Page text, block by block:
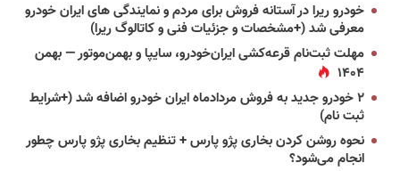
خودرو ریرا در آستانه فروش برای مردم و نمایندگی های ایران خودرو
معرفی شد (+مشخصات و جزئیات فنی و کاتالوگ ریرا)
مهلت ثبت‌نام قرعه‌کشی ایران‌خودرو، سایپا و بهمن‌موتور — بهمن
۱۴۰۴
۲ خودرو جدید به فروش مردادماه ایران خودرو اضافه شد (+شرایط
ثبت نام)
نحوه روشن کردن بخاری پژو پارس + تنظیم بخاری پژو پارس چطور
انجام می‌شود؟